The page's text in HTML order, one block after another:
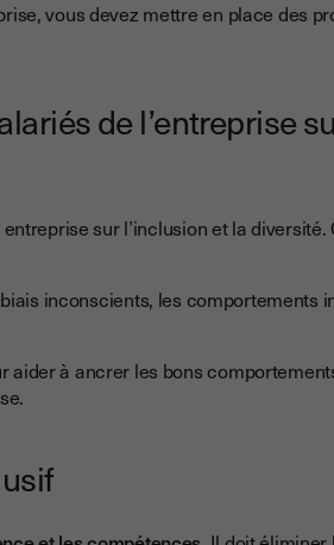
vous devez mettre en place des
de l’entreprise
sur l’inclusion et la diversité.
inconscients, les comportements
aider à ancrer les bons